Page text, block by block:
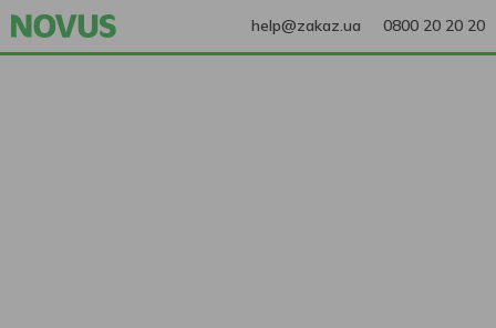
help@zakaz.ua 0800 20 20 20